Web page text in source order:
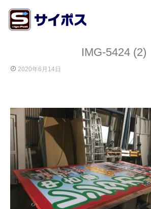
IMG-5424 (2)
2020年6月14日